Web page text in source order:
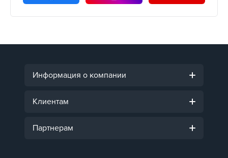
Информация о компании
Клиентам
Партнерам